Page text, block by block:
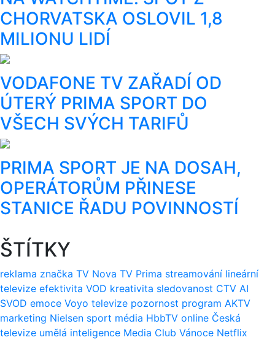
CHORVATSKA OSLOVIL 1,8
MILIONU LIDÍ
VODAFONE TV ZAŘADÍ OD
ÚTERÝ PRIMA SPORT DO
VŠECH SVÝCH TARIFŮ
PRIMA SPORT JE NA DOSAH,
OPERÁTORŮM PŘINESE
STANICE ŘADU POVINNOSTÍ
ŠTÍTKY
reklama značka TV Nova TV Prima streamování lineární
televize efektivita VOD kreativita sledovanost CTV AI
SVOD emoce Voyo televize pozornost program AKTV
marketing Nielsen sport média HbbTV online Česká
televize umělá inteligence Media Club Vánoce Netflix